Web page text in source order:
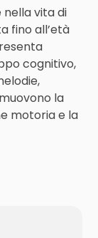
vita di
fino all’età
cognitivo,
la
motoria e la